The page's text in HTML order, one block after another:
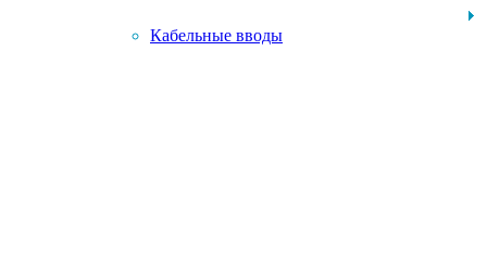
Кабельные вводы